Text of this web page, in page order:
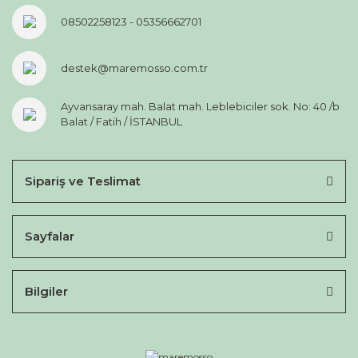
08502258123 - 05356662701
destek@maremosso.com.tr
Ayvansaray mah. Balat mah. Leblebiciler sok. No: 40 /b
Balat / Fatih / İSTANBUL
Sipariş ve Teslimat
Sayfalar
Bilgiler